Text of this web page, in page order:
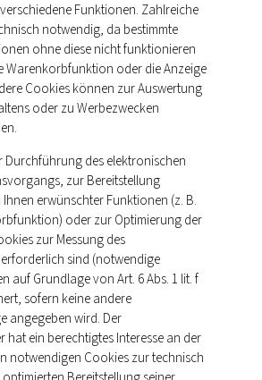
Funktionen. Zahlreiche
notwendig, da bestimmte
ohne diese nicht funktionieren
Warenkorbfunktion oder die Anzeige
Cookies können zur Auswertung
oder zu Werbezwecken
Durchführung des elektronischen
zur Bereitstellung
erwünschter Funktionen (z. B.
oder zur Optimierung der
zur Messung des
sind (notwendige
auf Grundlage von Art. 6 Abs. 1 lit. f
sofern keine andere
angegeben wird. Der
hat ein berechtigtes Interesse an der
notwendigen Cookies zur technisch